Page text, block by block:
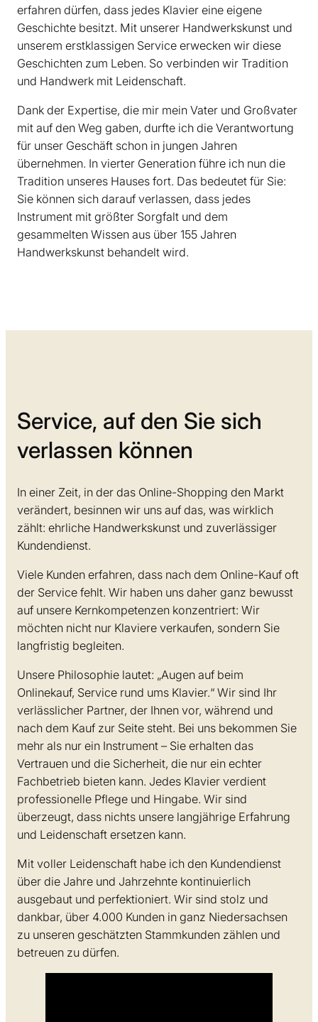
erfahren dürfen, dass jedes Klavier eine eigene
Geschichte besitzt. Mit unserer Handwerkskunst und
unserem erstklassigen­ Service erwecken wir diese
Geschichten zum Leben. So verbinden wir Tradition
und Handwerk mit Leidenschaft.
Dank der Expertise, die mir mein Vater und Großvater
mit auf den Weg gaben, durfte ich die Verantwortung
für unser Geschäft schon in jungen Jahren
übernehmen. In vierter Generation führe ich nun die
Tradition unseres Hauses fort. Das bedeutet für Sie:
Sie können sich darauf verlassen, dass jedes
Instrument mit größter Sorgfalt und dem
gesammelten Wissen aus über 155 Jahren
Handwerkskunst behandelt wird.
Service, auf den Sie sich
verlassen können
In einer Zeit, in der das Online-Shopping den Markt
verändert, besinnen wir uns auf das, was wirklich
zählt: ehrliche Handwerkskunst und zuverlässiger
Kundendienst.
Viele Kunden erfahren, dass nach dem Online-Kauf oft
der Service fehlt. Wir haben uns daher ganz bewusst
auf unsere Kernkompetenzen konzentriert: Wir
möchten nicht nur Klaviere verkaufen, sondern Sie
langfristig begleiten.
Unsere Philosophie lautet: „Augen auf beim
Onlinekauf, Service rund ums Klavier.“ Wir sind Ihr
verlässlicher Partner, der Ihnen vor, während und
nach dem Kauf zur Seite steht. Bei uns bekommen Sie
mehr als nur ein Instrument – Sie erhalten das
Vertrauen und die Sicherheit, die nur ein echter
Fachbetrieb bieten kann. Jedes Klavier verdient
professionelle Pflege und Hingabe. Wir sind
überzeugt, dass nichts unsere langjährige Erfahrung
und Leidenschaft ersetzen kann.
Mit voller Leidenschaft habe ich den Kundendienst
über die Jahre und Jahrzehnte kontinuierlich
ausgebaut und perfektioniert. Wir sind stolz und
dankbar, über 4.000 Kunden in ganz Niedersachsen
zu unseren geschätzten Stammkunden zählen und
betreuen zu dürfen.